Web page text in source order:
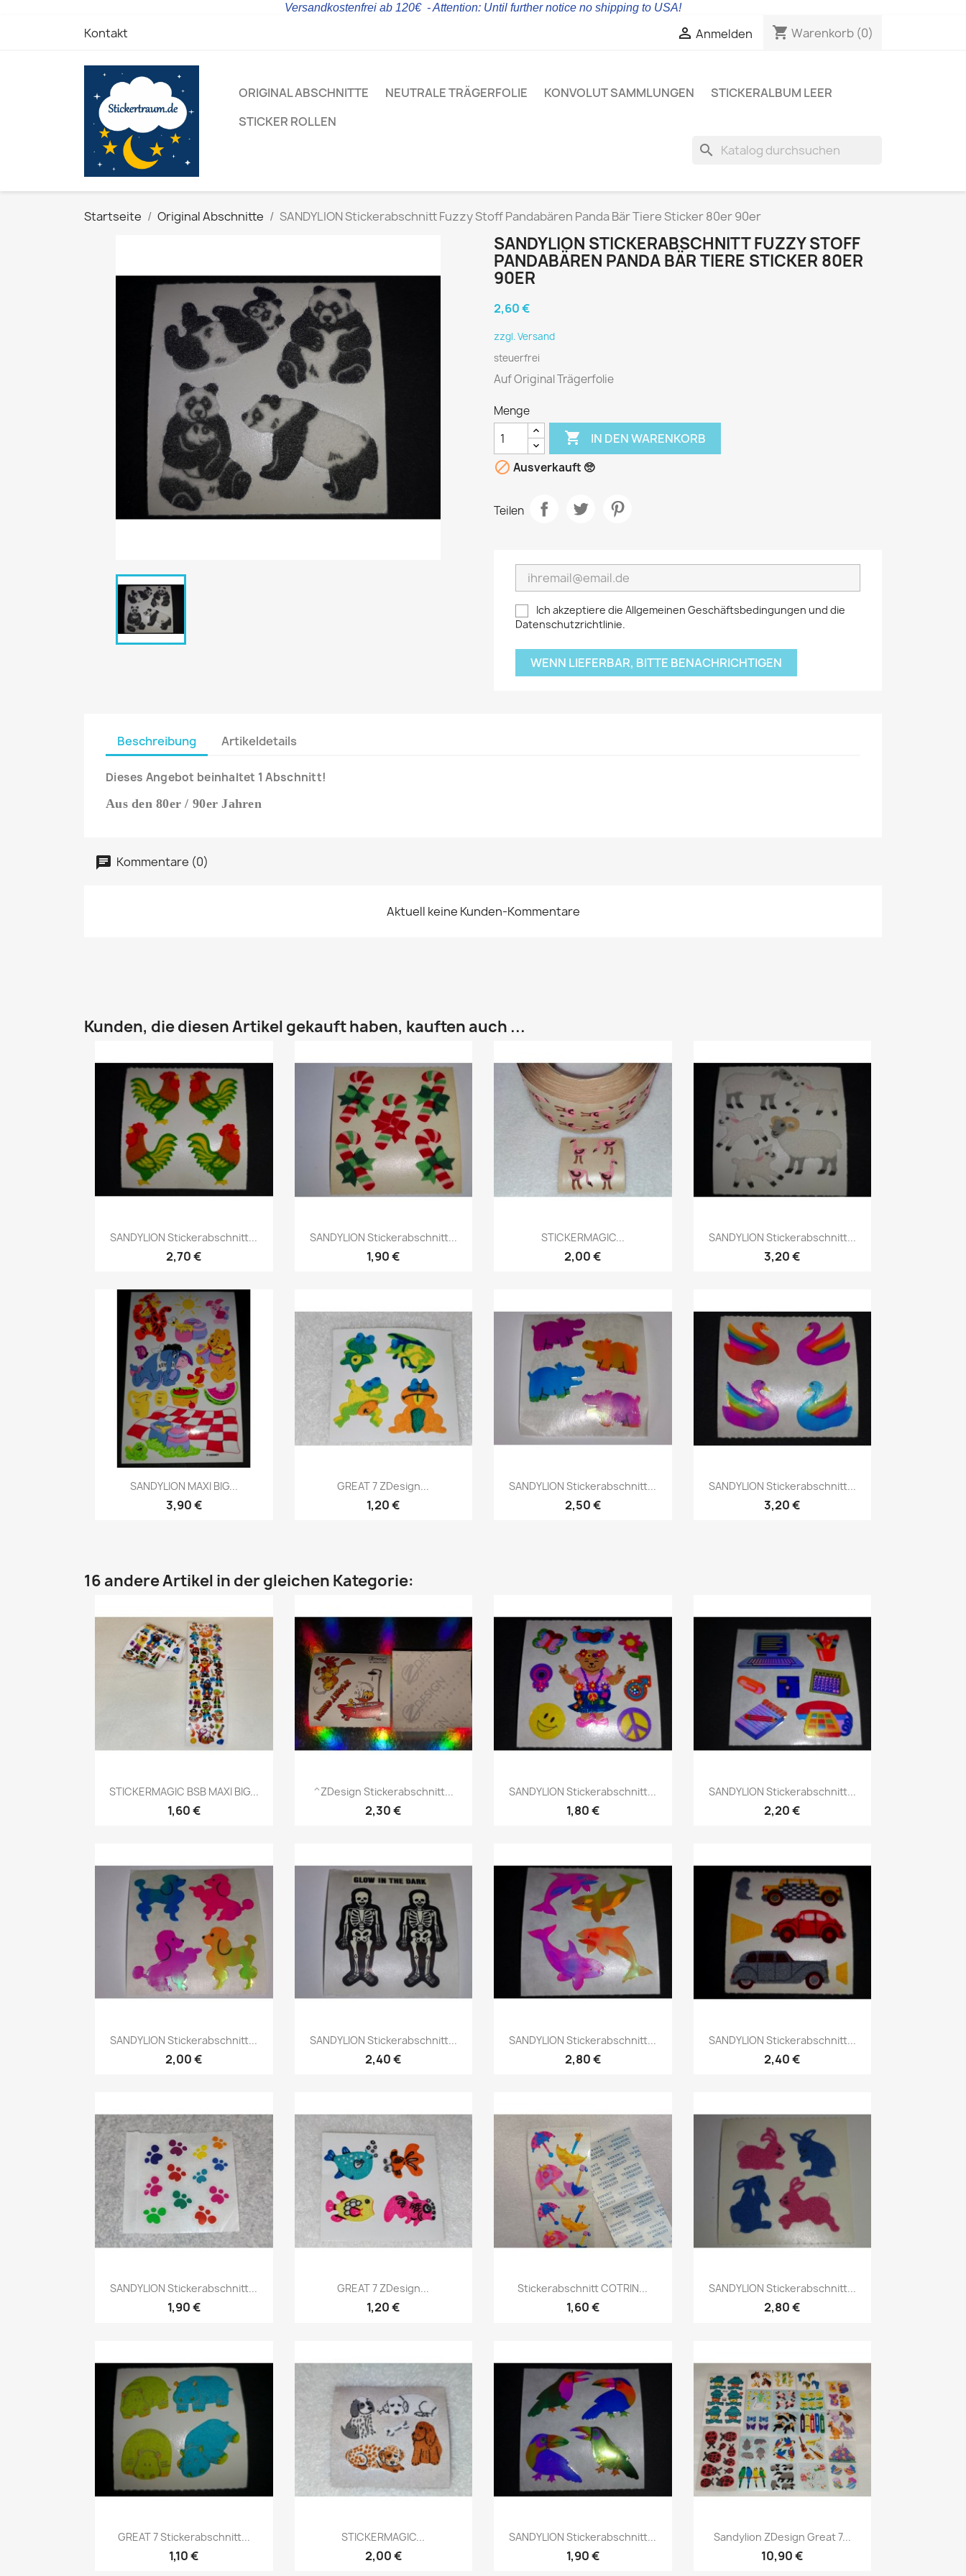
Versandkostenfrei ab 120€ - Attention: Until further notice no shipping to USA!
Kontakt  Anmelden shopping_cart Warenkorb (0)
ORIGINAL ABSCHNITTE NEUTRALE TRÄGERFOLIE KONVOLUT SAMMLUNGEN
STICKERALBUM LEER
STICKER ROLLEN
search
Startseite Original Abschnitte SANDYLION Stickerabschnitt Fuzzy Stoff Pandabären Panda Bär Tiere Sticker 80er 90er
SANDYLION STICKERABSCHNITT FUZZY STOFF
PANDABÄREN PANDA BÄR TIERE STICKER 80ER
90ER
2,60 €
zzgl. Versand
steuerfrei
Auf Original Trägerfolie
Menge
 IN DEN WARENKORB
 Ausverkauft 🥺
Teilen
Ich akzeptiere die Allgemeinen Geschäftsbedingungen und die
Datenschutzrichtlinie.
WENN LIEFERBAR, BITTE BENACHRICHTIGEN
Beschreibung Artikeldetails
Dieses Angebot beinhaltet 1 Abschnitt!
Aus den 80er / 90er Jahren
Kommentare (0)
Aktuell keine Kunden-Kommentare
Kunden, die diesen Artikel gekauft haben, kauften auch ...
SANDYLION Stickerabschnitt...
2,70 €
SANDYLION Stickerabschnitt...
1,90 €
STICKERMAGIC...
2,00 €
SANDYLION Stickerabschnitt...
3,20 €
SANDYLION MAXI BIG...
3,90 €
GREAT 7 ZDesign...
1,20 €
SANDYLION Stickerabschnitt...
2,50 €
SANDYLION Stickerabschnitt...
3,20 €
16 andere Artikel in der gleichen Kategorie:
STICKERMAGIC BSB MAXI BIG...
1,60 €
^ZDesign Stickerabschnitt...
2,30 €
SANDYLION Stickerabschnitt...
1,80 €
SANDYLION Stickerabschnitt...
2,20 €
SANDYLION Stickerabschnitt...
2,00 €
SANDYLION Stickerabschnitt...
2,40 €
SANDYLION Stickerabschnitt...
2,80 €
SANDYLION Stickerabschnitt...
2,40 €
SANDYLION Stickerabschnitt...
1,90 €
GREAT 7 ZDesign...
1,20 €
Stickerabschnitt COTRIN...
1,60 €
SANDYLION Stickerabschnitt...
2,80 €
GREAT 7 Stickerabschnitt...
1,10 €
STICKERMAGIC...
2,00 €
SANDYLION Stickerabschnitt...
1,90 €
Sandylion ZDesign Great 7...
10,90 €